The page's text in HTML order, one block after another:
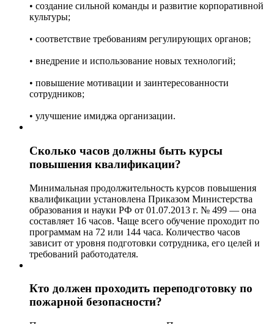
• создание сильной команды и развитие корпоративной
культуры;
• соответствие требованиям регулирующих органов;
• внедрение и использование новых технологий;
• повышение мотивации и заинтересованности
сотрудников;
• улучшение имиджа организации.
Сколько часов должны быть курсы
повышения квалификации?
Минимальная продолжительность курсов повышения
квалификации установлена Приказом Министерства
образования и науки РФ от 01.07.2013 г. № 499 — она
составляет 16 часов. Чаще всего обучение проходит по
программам на 72 или 144 часа. Количество часов
зависит от уровня подготовки сотрудника, его целей и
требований работодателя.
Кто должен проходить переподготовку по
пожарной безопасности?